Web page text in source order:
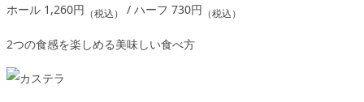
ホール 1,260円 （税込） / ハーフ 730円 （税込）
2つの食感を楽しめる美味しい食べ方